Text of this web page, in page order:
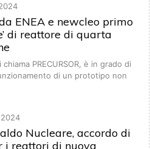
ENEA e newcleo primo
di reattore di quarta
PRECURSOR, è in grado di
di un prototipo non
Nucleare, accordo di
i reattori di nuova